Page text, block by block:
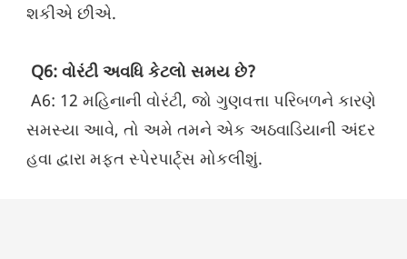
શકીએ છીએ.
Q6: વોરંટી અવધિ કેટલો સમય છે?
સમસ્યા આવે, તો અમે તમને એક અઠવાડિયાની અંદર
હવા દ્વારા મફત સ્પેરપાર્ટ્સ મોકલીશું.